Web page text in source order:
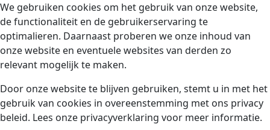
We gebruiken cookies om het gebruik van onze website,
de functionaliteit en de gebruikerservaring te
optimalieren. Daarnaast proberen we onze inhoud van
onze website en eventuele websites van derden zo
relevant mogelijk te maken.
Door onze website te blijven gebruiken, stemt u in met het
gebruik van cookies in overeenstemming met ons privacy
beleid. Lees onze privacyverklaring voor meer informatie.